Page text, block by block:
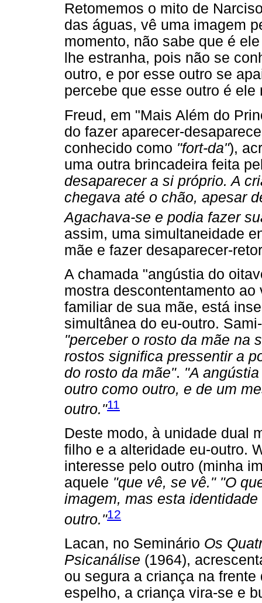
Retomemos o mito de
das águas, vê uma imagem
momento, não sabe que é
lhe estranha, pois não se
outro, e por esse outro se
percebe que esse outro é ele
Freud, em "Mais Além do
do fazer aparecer-
conhecido como "fort-da"),
uma outra brincadeira feita
desaparecer a si próprio. A
chegava até o chão, apesar
Agachava-se e podia fazer
assim, uma simultaneidade
mãe e fazer desaparecer-
A chamada "angústia do
mostra descontentamento
familiar de sua mãe, está
simultânea do eu-outro.
"perceber o rosto da mãe na
rostos significa pressentir a
do rosto da mãe". "A
outro como outro, e de um
outro."11
Deste modo, à unidade dual
filho e a alteridade eu-outro.
interesse pelo outro (minha
aquele "que vê, se vê." "O
imagem, mas esta
outro."12
Lacan, no Seminário Os
Psicanálise (1964),
ou segura a criança na
espelho, a criança vira-se e